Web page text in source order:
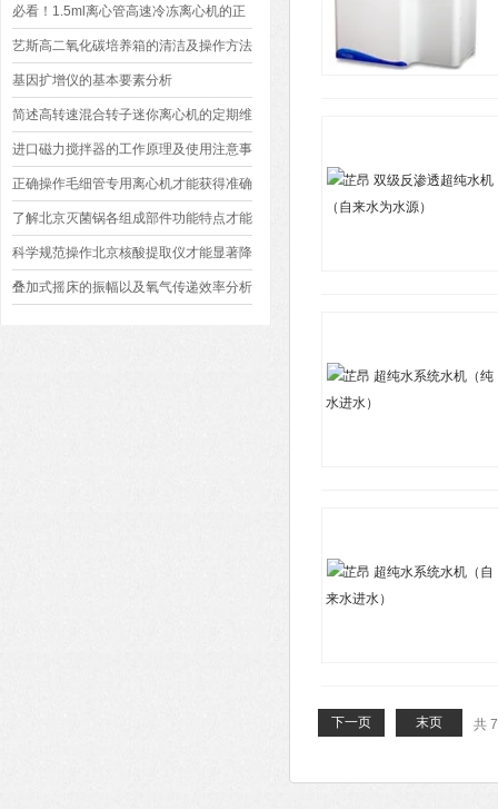
必看！1.5ml离心管高速冷冻离心机的正
确使用方法全解析
艺斯高二氧化碳培养箱的清洁及操作方法
介绍
基因扩增仪的基本要素分析
简述高转速混合转子迷你离心机的定期维
护保养方法
进口磁力搅拌器的工作原理及使用注意事
项
正确操作毛细管专用离心机才能获得准确
实验结果
了解北京灭菌锅各组成部件功能特点才能
更好的使用它
科学规范操作北京核酸提取仪才能显著降
低误差率和污染风险
叠加式摇床的振幅以及氧气传递效率分析
共
下一页 末页